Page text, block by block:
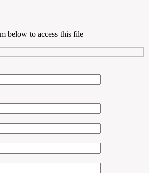
below to access this file